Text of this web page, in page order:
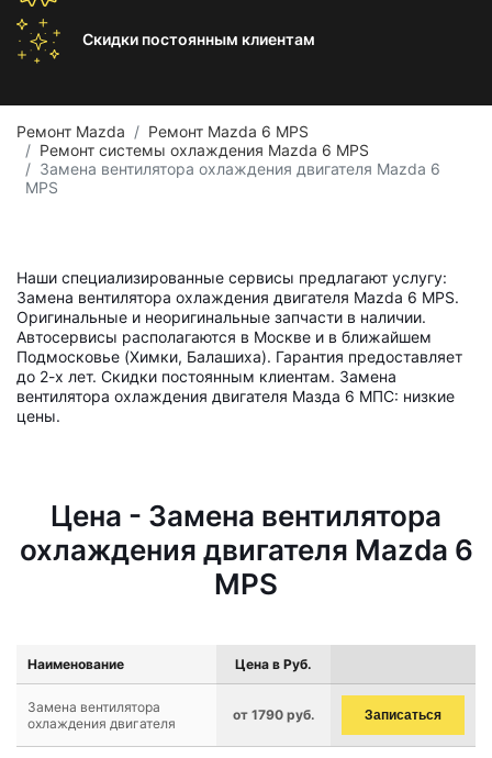
Скидки постоянным клиентам
Ремонт Mazda
Ремонт Mazda 6 MPS
Ремонт системы охлаждения Mazda 6 MPS
Замена вентилятора охлаждения двигателя Mazda 6
MPS
Наши специализированные сервисы предлагают услугу:
Замена вентилятора охлаждения двигателя Mazda 6 MPS.
Оригинальные и неоригинальные запчасти в наличии.
Автосервисы располагаются в Москве и в ближайшем
Подмосковье (Химки, Балашиха). Гарантия предоставляет
до 2-х лет. Скидки постоянным клиентам. Замена
вентилятора охлаждения двигателя Мазда 6 МПС: низкие
цены.
Цена - Замена вентилятора
охлаждения двигателя Mazda 6
MPS
Наименование Цена в Руб.
Замена вентилятора
охлаждения двигателя
от 1790 руб. Записаться